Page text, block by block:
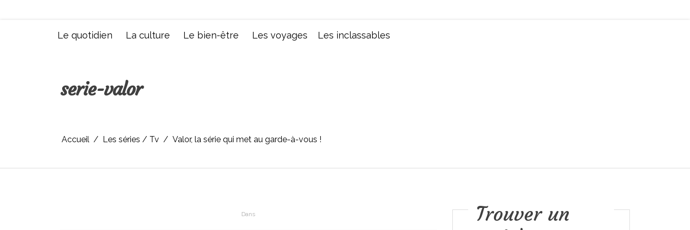
Le quotidien La culture Le bien-être Les voyages Les inclassables
serie-valor
Accueil Les séries / Tv Valor, la série qui met au garde-à-vous !
Dans
Trouver un